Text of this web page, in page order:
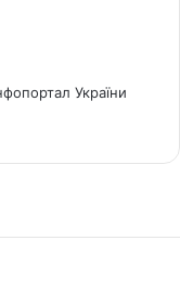
України